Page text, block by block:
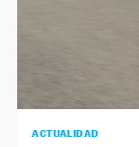
ACTUALIDAD